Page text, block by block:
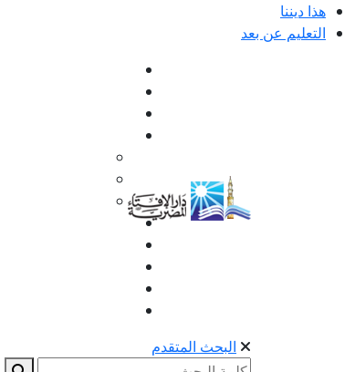
هذا ديننا
التعليم عن بعد
البحث المتقدم